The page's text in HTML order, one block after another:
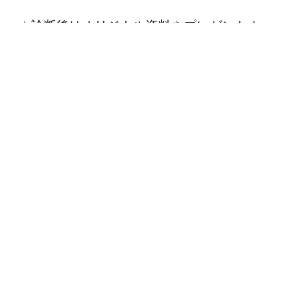
☆診断後はオリジナル資料をプレゼント☆